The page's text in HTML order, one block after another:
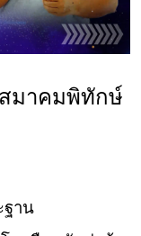
สมาคมพิทักษ์
ฐาน